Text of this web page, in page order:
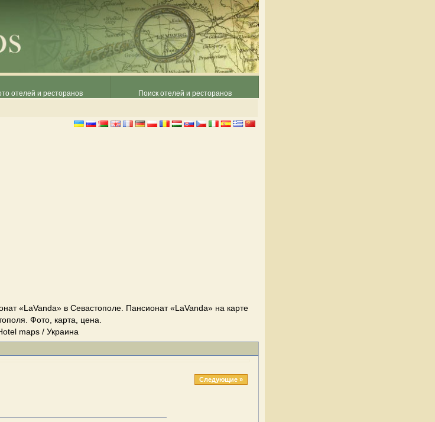
отелей и ресторанов Поиск отелей и ресторанов
«LaVanda» в Севастополе. Пансионат «LaVanda» на карте
Фото, карта, цена.
maps / Украина
Следующие »